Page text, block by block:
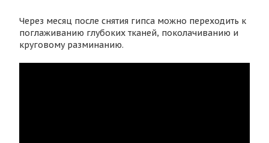
Через месяц после снятия гипса можно переходить к
поглаживанию глубоких тканей, поколачиванию и
круговому разминанию.